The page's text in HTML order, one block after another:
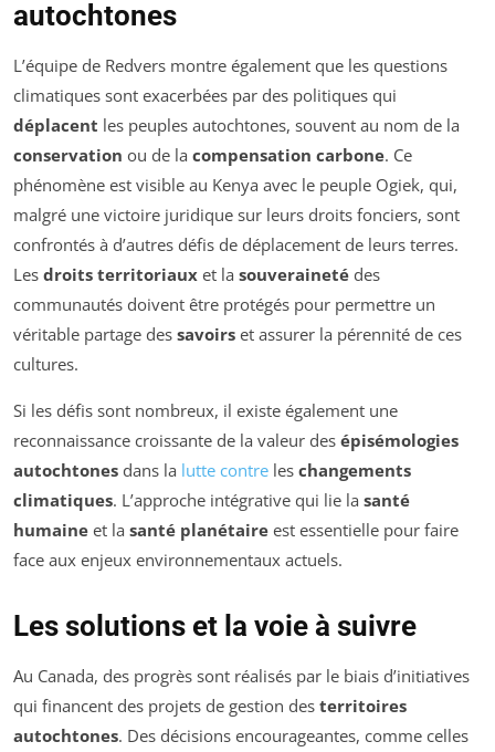
autochtones
L’équipe de Redvers montre également que les questions
climatiques sont exacerbées par des politiques qui
déplacent les peuples autochtones, souvent au nom de la
conservation ou de la compensation carbone. Ce
phénomène est visible au Kenya avec le peuple Ogiek, qui,
malgré une victoire juridique sur leurs droits fonciers, sont
confrontés à d’autres défis de déplacement de leurs terres.
Les droits territoriaux et la souveraineté des
communautés doivent être protégés pour permettre un
véritable partage des savoirs et assurer la pérennité de ces
cultures.
Si les défis sont nombreux, il existe également une
reconnaissance croissante de la valeur des épisémologies
autochtones dans la lutte contre les changements
climatiques. L’approche intégrative qui lie la santé
humaine et la santé planétaire est essentielle pour faire
face aux enjeux environnementaux actuels.
Les solutions et la voie à suivre
Au Canada, des progrès sont réalisés par le biais d’initiatives
qui financent des projets de gestion des territoires
autochtones. Des décisions encourageantes, comme celles